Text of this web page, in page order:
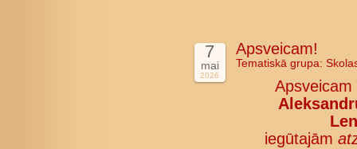
7
mai
2026
Apsveicam!
Tematiskā grupa:
Apsveicam
iegūtajām